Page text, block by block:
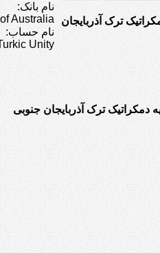
ترک آذربایجان
نام بانک:
Australia
نام حساب:
Unity
دمکراتیک ترک آذربایجان جنوبی